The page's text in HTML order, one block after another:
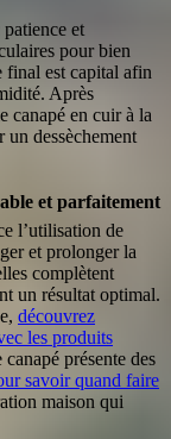
et
pour bien
final est capital afin
Après
canapé en cuir à la
dessèchement
et parfaitement
l’utilisation de
et prolonger la
complètent
un résultat optimal.
découvrez
les produits
présente des
savoir quand faire
maison qui